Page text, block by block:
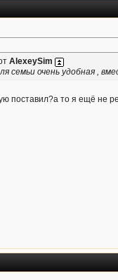
AlexeySim
семьи очень удобная ,
поставил?а то я ещё не